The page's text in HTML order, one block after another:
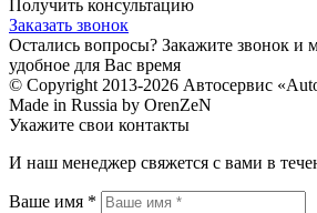
Получить консультацию
Заказать звонок
Остались вопросы? Закажите звонок и
удобное для Вас время
© Copyright 2013-2026 Автосервис
Made in Russia by OrenZeN
Укажите свои контакты
И наш менеджер свяжется с вами в
Ваше имя *